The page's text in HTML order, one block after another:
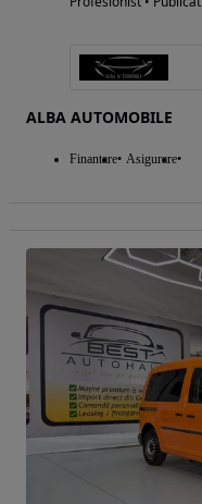
ALBA AUTOMOBILE
Finantare Asigurare